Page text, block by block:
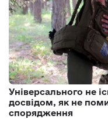
Універсального не
досвідом, як не
спорядження